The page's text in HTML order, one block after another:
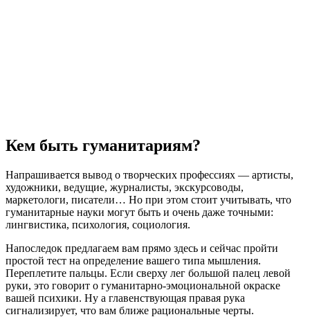
Кем быть гуманитариям?
Напрашивается вывод о творческих профессиях — артисты,
художники, ведущие, журналисты, экскурсоводы,
маркетологи, писатели… Но при этом стоит учитывать, что
гуманитарные науки могут быть и очень даже точными:
лингвистика, психология, социология.
Напоследок предлагаем вам прямо здесь и сейчас пройти
простой тест на определение вашего типа мышления.
Переплетите пальцы. Если сверху лег большой палец левой
руки, это говорит о гуманитарно-эмоциональной окраске
вашей психики. Ну а главенствующая правая рука
сигнализирует, что вам ближе рациональные черты.